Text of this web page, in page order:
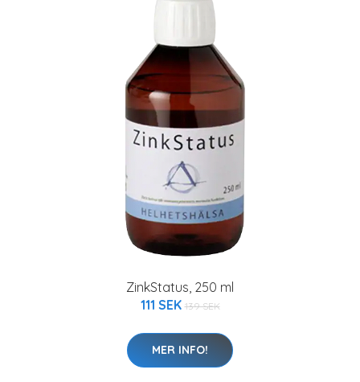
ZinkStatus, 250 ml
111 SEK 139 SEK
MER INFO!